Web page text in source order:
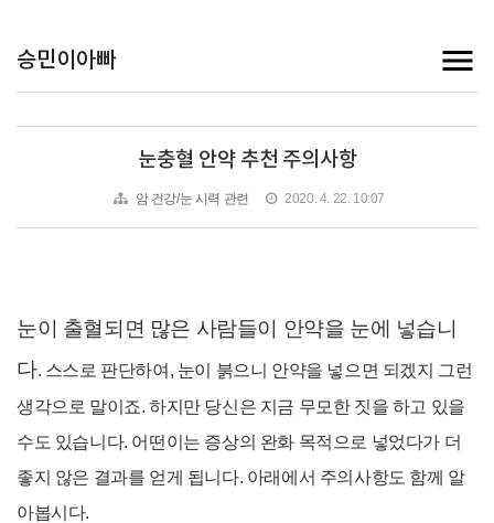
승민이아빠
눈충혈 안약 추천 주의사항
암 건강/눈 시력 관련 2020. 4. 22. 10:07
눈이 출혈되면 많은 사람들이 안약을 눈에 넣습니
다. 스스로 판단하여, 눈이 붉으니 안약을 넣으면 되겠지 그런
생각으로 말이죠. 하지만 당신은 지금 무모한 짓을 하고 있을
수도 있습니다. 어떤이는 증상의 완화 목적으로 넣었다가 더
좋지 않은 결과를 얻게 됩니다. 아래에서 주의사항도 함께 알
아봅시다.